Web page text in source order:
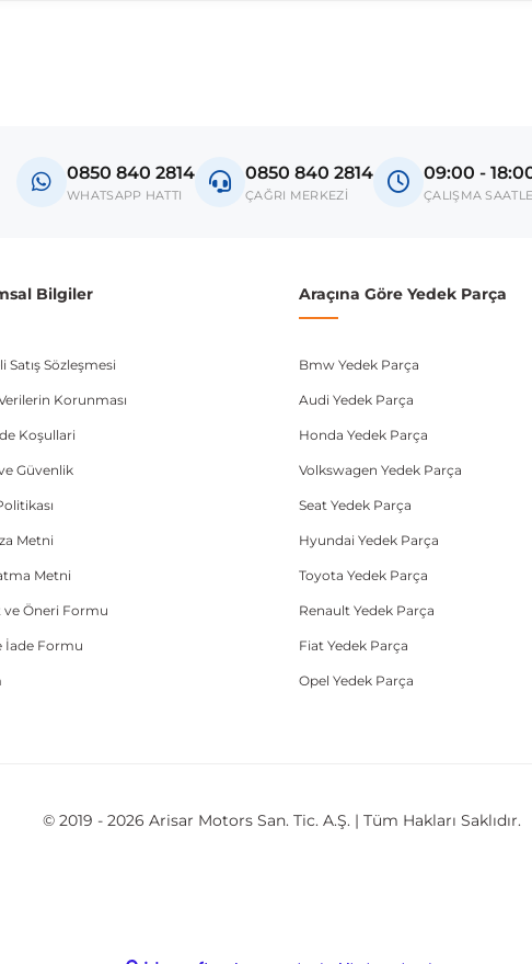
donanım ve kasa tipleri kullanabilmektedir. Sipariş vermeden önce OEM
0850 840 2814
WHATSAPP HATTI
0850 840 2814
ÇAĞRI MERKEZİ
09:00 -
ÇALIŞMA
Bilgiler
Satış Sözleşmesi
Korunması
Koşullari
Güvenlik
Metni
Metni
ve Öneri Formu
İade Formu
Araçına Göre Yedek Parça
Bmw Yedek Parça
Audi Yedek Parça
Honda Yedek Parça
Volkswagen Yedek Parça
Seat Yedek Parça
Hyundai Yedek Parça
Toyota Yedek Parça
Renault Yedek Parça
Fiat Yedek Parça
Opel Yedek Parça
© 2019 - 2026 Arisar Motors San. Tic. A.Ş. | Tüm Hakları Saklıdır.